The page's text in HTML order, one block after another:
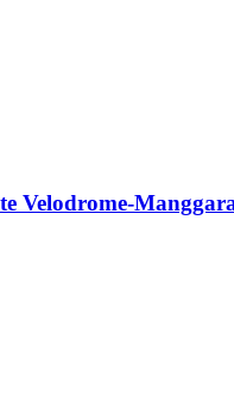
Velodrome-